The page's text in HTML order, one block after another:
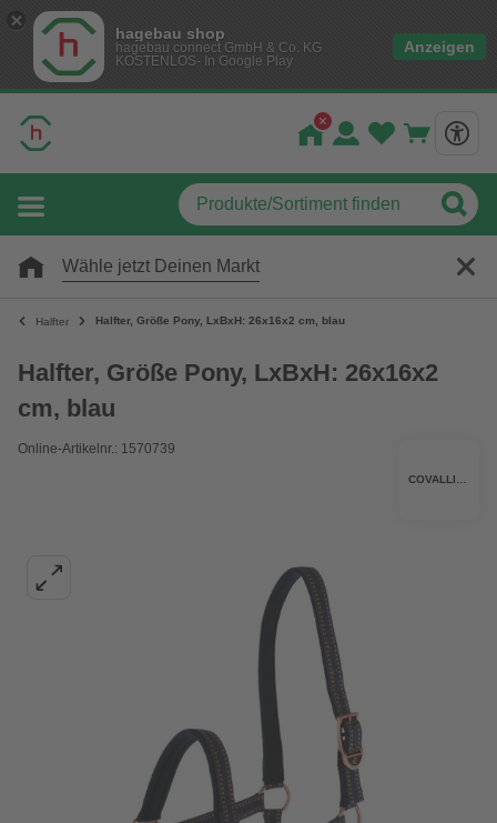
hagebau shop
hagebau connect GmbH & Co. KG
KOSTENLOS- In Google Play
Anzeigen
Wähle jetzt Deinen Markt
Halfter Halfter, Größe Pony, LxBxH: 26x16x2 cm, blau
Halfter, Größe Pony, LxBxH: 26x16x2
cm, blau
Online-Artikelnr.: 1570739